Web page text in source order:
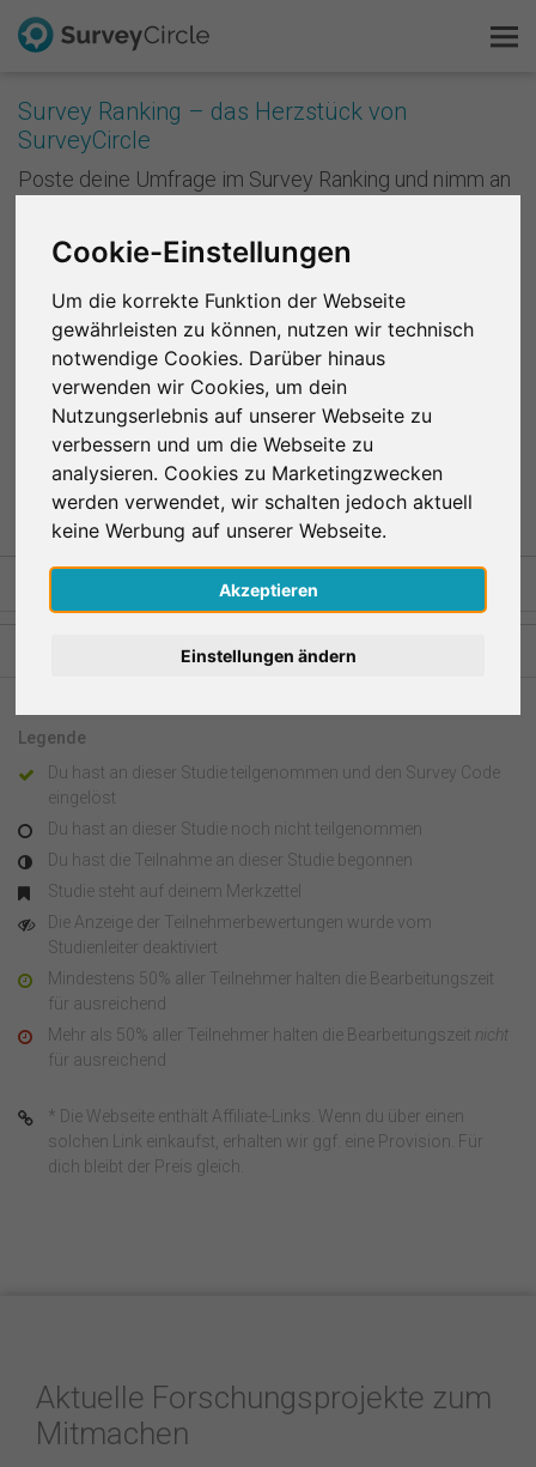
Cookie-Einstellungen
Um die korrekte Funktion der Webseite
gewährleisten zu können, nutzen wir technisch
notwendige Cookies. Darüber hinaus
verwenden wir Cookies, um dein
Nutzungserlebnis auf unserer Webseite zu
verbessern und um die Webseite zu
analysieren. Cookies zu Marketingzwecken
werden verwendet, wir schalten jedoch aktuell
keine Werbung auf unserer Webseite.
Akzeptieren
Einstellungen ändern
Survey Ranking – das Herzstück von
SurveyCircle
Poste deine Umfrage im Survey Ranking und nimm an
deiner Studie im Survey Ranking. Je besser deine
deiner Studie teil. Anders formuliert: Je mehr du
andere unterstützt, desto mehr Unterstützung
bekommst du zurück.
Registriere dich kostenlos, um bei SurveyCircle
Studienteilnehmer zu finden und spannende
Forschungsprojekte zu unterstützen.
Region 1 R 4
Studien aus anderen Regionen
Legende
Du hast an dieser Studie teilgenommen und den Survey Code
eingelöst
Du hast an dieser Studie noch nicht teilgenommen
Du hast die Teilnahme an dieser Studie begonnen
Studie steht auf deinem Merkzettel
Die Anzeige der Teilnehmerbewertungen wurde vom
Studienleiter deaktiviert
Mindestens 50% aller Teilnehmer halten die Bearbeitungszeit
für ausreichend
Mehr als 50% aller Teilnehmer halten die Bearbeitungszeit nicht
für ausreichend
* Die Webseite enthält Affiliate-Links. Wenn du über einen
solchen Link einkaufst, erhalten wir ggf. eine Provision. Für
dich bleibt der Preis gleich.
Aktuelle Forschungsprojekte zum
Mitmachen
Forschung entdecken
FAQ
Kostenlos registrieren
Anmelden
English
Nederlands